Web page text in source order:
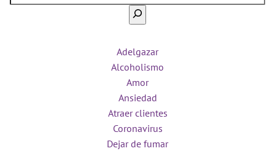
Adelgazar
Alcoholismo
Amor
Ansiedad
Atraer clientes
Coronavirus
Dejar de fumar